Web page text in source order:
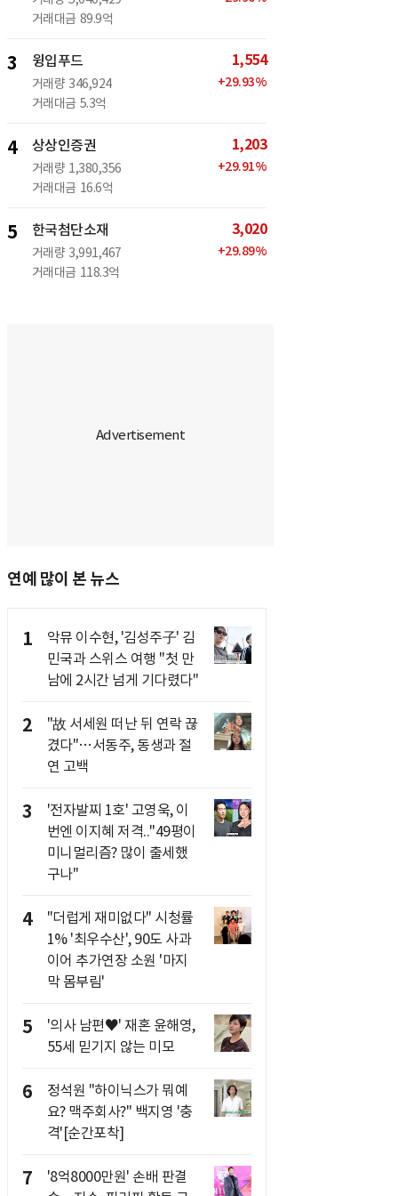
거래대금 89.9억
3 윙입푸드
거래량 346,924
거래대금 5.3억
1,554
+29.93%
4 상상인증권
거래량 1,380,356
거래대금 16.6억
1,203
+29.91%
5 한국첨단소재
거래량 3,991,467
거래대금 118.3억
3,020
+29.89%
연예 많이 본 뉴스
1
악뮤 이수현, '김성주子' 김
민국과 스위스 여행 "첫 만
남에 2시간 넘게 기다렸다"
2
"故 서세원 떠난 뒤 연락 끊
겼다"…서동주, 동생과 절
연 고백
3
'전자발찌 1호' 고영욱, 이
번엔 이지혜 저격.."49평이
미니멀리즘? 많이 출세했
구나"
4
"더럽게 재미없다" 시청률
1% '최우수산', 90도 사과
이어 추가연장 소원 '마지
막 몸부림'
5
'의사 남편♥' 재혼 윤해영,
55세 믿기지 않는 미모
6
정석원 "하이닉스가 뭐예
요? 맥주회사?" 백지영 '충
격'[순간포착]
7
'8억8000만원' 손배 판결